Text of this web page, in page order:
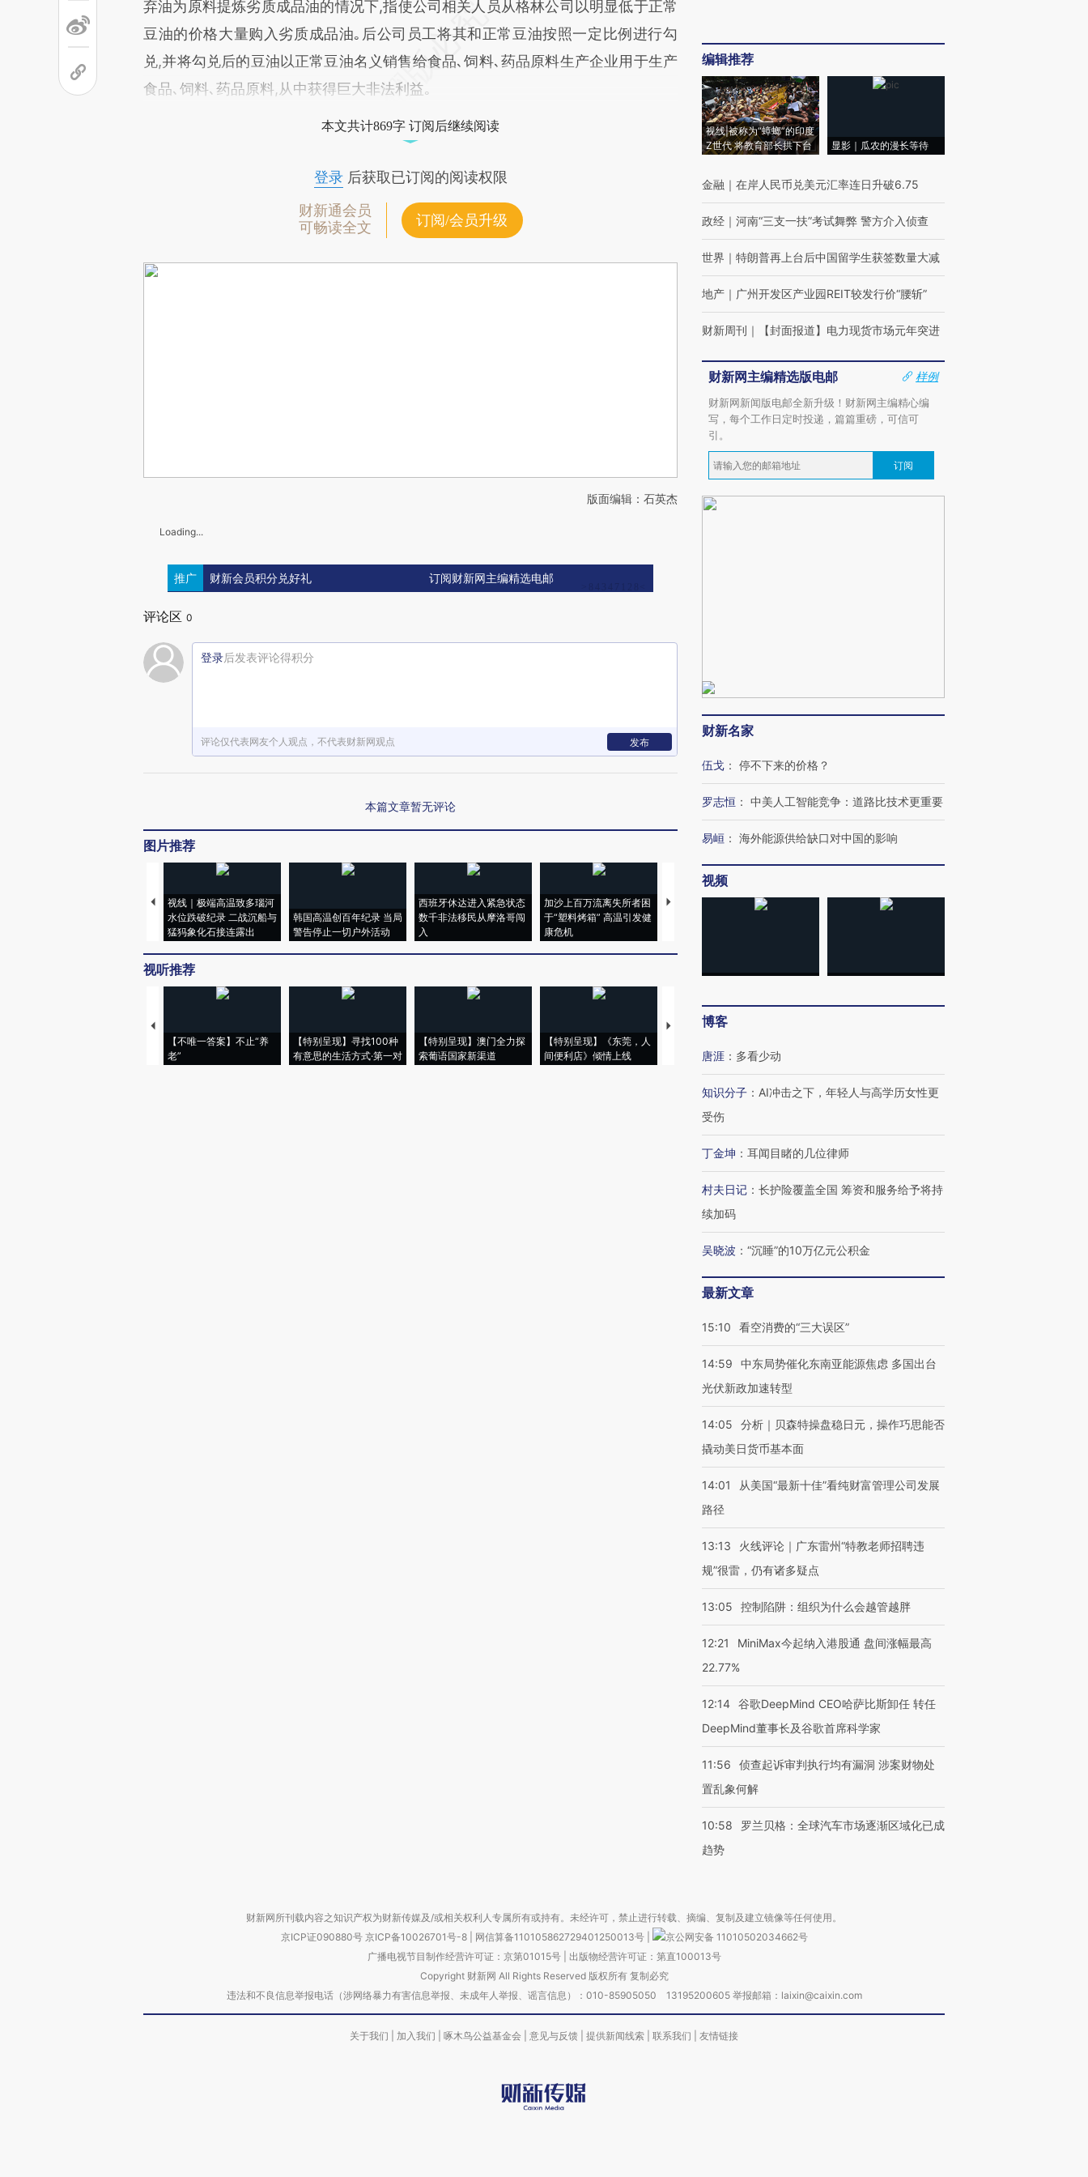
弃油为原料提炼劣质成品油的情况下,指使公司相关人员从格林公司以明显低于正常
豆油的价格大量购入劣质成品油｡后公司员工将其和正常豆油按照一定比例进行勾
兑,并将勾兑后的豆油以正常豆油名义销售给食品､饲料､药品原料生产企业用于生产
食品､饲料､药品原料,从中获得巨大非法利益｡
本文共计869字 订阅后继续阅读
登录后获取已订阅的阅读权限
财新通会员
可畅读全文
订阅/会员升级
版面编辑：石英杰
Loading...
推广 财新会员积分兑好礼 订阅财新网主编精选电邮
评论区 0
登录后发表评论得积分
评论仅代表网友个人观点，不代表财新网观点 发布
本篇文章暂无评论
图片推荐
视线｜极端高温致多瑙河
水位跌破纪录 二战沉船与
猛犸象化石接连露出
韩国高温创百年纪录 当局
警告停止一切户外活动
西班牙休达进入紧急状态
数千非法移民从摩洛哥闯
入
加沙上百万流离失所者困
于“塑料烤箱” 高温引发健
康危机
马航飞行员跨国走私7万
视线｜HYROX的吸金
视听推荐
【不唯一答案】不止“养
老”
【特别呈现】寻找100种
有意思的生活方式·第一对
【特别呈现】澳门全力探
索葡语国家新渠道
【特别呈现】《东莞，人
间便利店》倾情上线
【推广】走进第四届链博
编辑推荐
视线|被称为“蟑螂”的印度
Z世代 将教育部长拱下台
显影｜瓜农的漫长等待
金融 ｜ 在岸人民币兑美元汇率连日升破6.75
政经 ｜ 河南“三支一扶”考试舞弊 警方介入侦查
世界 ｜ 特朗普再上台后中国留学生获签数量大减
地产 ｜ 广州开发区产业园REIT较发行价“腰斩”
财新周刊 ｜ 【封面报道】电力现货市场元年突进
财新网主编精选版电邮
样例
财新网新闻版电邮全新升级！财新网主编精心编
写，每个工作日定时投递，篇篇重磅，可信可
引。
订阅
财新名家
伍戈 ： 停不下来的价格？
罗志恒 ： 中美人工智能竞争：道路比技术更重要
易峘 ： 海外能源供给缺口对中国的影响
视频
博客
唐涯 ： 多看少动
知识分子 ： AI冲击之下，年轻人与高学历女性更
受伤
丁金坤 ： 耳闻目睹的几位律师
村夫日记 ： 长护险覆盖全国 筹资和服务给予将持
续加码
吴晓波 ： “沉睡”的10万亿元公积金
最新文章
15:10 看空消费的“三大误区”
14:59
中东局势催化东南亚能源焦虑 多国出台
光伏新政加速转型
14:05
分析｜贝森特操盘稳日元，操作巧思能否
撬动美日货币基本面
14:01
从美国“最新十佳”看纯财富管理公司发展
路径
13:13
火线评论｜广东雷州“特教老师招聘违
规”很雷，仍有诸多疑点
13:05 控制陷阱：组织为什么会越管越胖
12:21
MiniMax今起纳入港股通 盘间涨幅最高
22.77%
12:14 谷歌DeepMind CEO哈萨比斯卸任 转任
DeepMind董事长及谷歌首席科学家
11:56
侦查起诉审判执行均有漏洞 涉案财物处
置乱象何解
10:58
罗兰贝格：全球汽车市场逐渐区域化已成
趋势
财新网所刊载内容之知识产权为财新传媒及/或相关权利人专属所有或持有。未经许可，禁止进行转载、摘编、复制及建立镜像等任何使用。
京ICP证090880号 京ICP备10026701号-8 网信算备110105862729401250013号
京公网安备 11010502034662号
广播电视节目制作经营许可证：京第01015号| 出版物经营许可证：第直100013号
Copyright 财新网 All Rights Reserved 版权所有 复制必究
违法和不良信息举报电话（涉网络暴力有害信息举报、未成年人举报、谣言信息）：010-85905050 13195200605 举报邮箱：laixin@caixin.com
关于我们 加入我们 啄木鸟公益基金会 意见与反馈 提供新闻线索 联系我们 友情链接